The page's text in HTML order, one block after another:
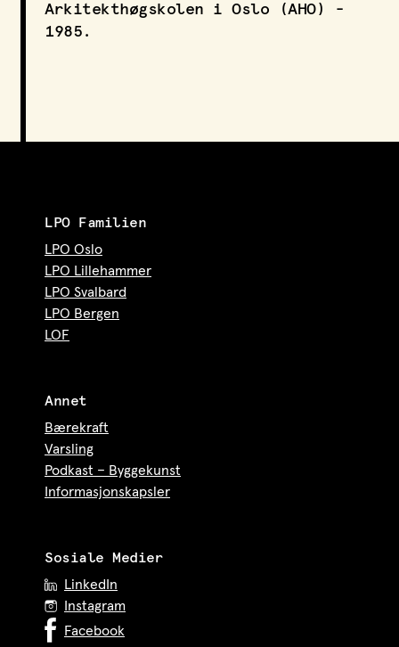
Arkitekthøgskolen i Oslo (AHO) -
1985.
LPO Familien
LPO Oslo
LPO Lillehammer
LPO Svalbard
LPO Bergen
LOF
Annet
Bærekraft
Varsling
Podkast – Byggekunst
Informasjonskapsler
Sosiale Medier
LinkedIn
Instagram
Facebook